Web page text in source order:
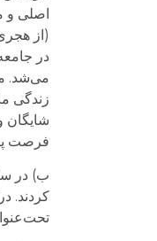
(از
در
می‌شد.
زندگی
شایگان
فرصت
کردند.